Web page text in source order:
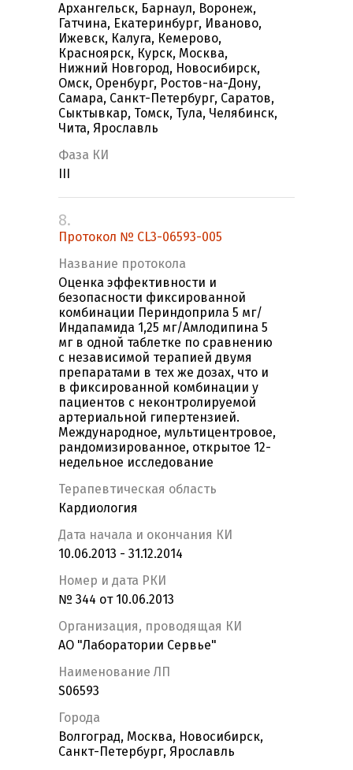
Архангельск, Барнаул, Воронеж,
Гатчина, Екатеринбург, Иваново,
Ижевск, Калуга, Кемерово,
Красноярск, Курск, Москва,
Нижний Новгород, Новосибирск,
Омск, Оренбург, Ростов-на-Дону,
Самара, Санкт-Петербург, Саратов,
Сыктывкар, Томск, Тула, Челябинск,
Чита, Ярославль
Фаза КИ
8.
Протокол № CL3-06593-005
Название протокола
Оценка эффективности и
безопасности фиксированной
комбинации Периндоприла 5 мг/
Индапамида 1,25 мг/Амлодипина 5
мг в одной таблетке по сравнению
с независимой терапией двумя
препаратами в тех же дозах, что и
в фиксированной комбинации у
пациентов с неконтролируемой
артериальной гипертензией.
Международное, мультицентровое,
рандомизированное, открытое 12-
недельное исследование
Терапевтическая область
Кардиология
Дата начала и окончания КИ
10.06.2013 - 31.12.2014
Номер и дата РКИ
№ 344 от 10.06.2013
Организация, проводящая КИ
АО "Лаборатории Сервье"
Наименование ЛП
S06593
Города
Волгоград, Москва, Новосибирск,
Санкт-Петербург, Ярославль